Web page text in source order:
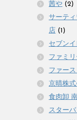
茜や (2)
サーテ
店 (1)
セブン
ファミ
ファー
京晴株
食肉卸
スター